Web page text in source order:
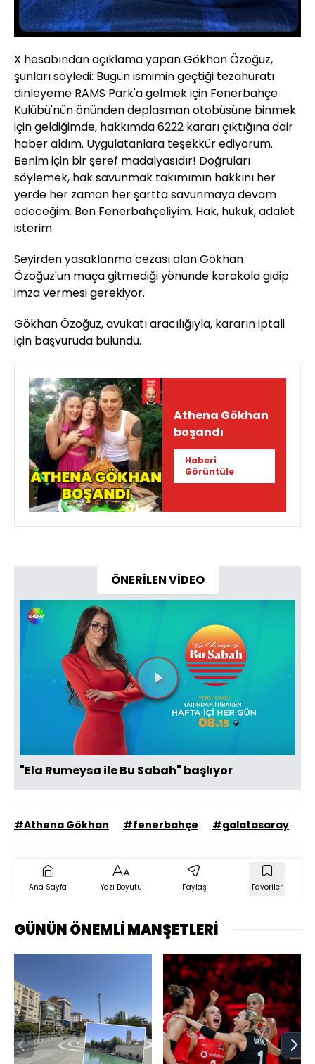
X hesabından açıklama yapan Gökhan Özoğuz,
şunları söyledi: Bugün ismimin geçtiği tezahüratı
dinleyeme RAMS Park'a gelmek için Fenerbahçe
Kulübü'nün önünden deplasman otobüsüne binmek
için geldiğimde, hakkımda 6222 kararı çıktığına dair
haber aldım. Uygulatanlara teşekkür ediyorum.
Benim için bir şeref madalyasıdır! Doğruları
söylemek, hak savunmak takımımın hakkını her
yerde her zaman her şartta savunmaya devam
edeceğim. Ben Fenerbahçeliyim. Hak, hukuk, adalet
isterim.
Seyirden yasaklanma cezası alan Gökhan
Özoğuz'un maça gitmediği yönünde karakola gidip
imza vermesi gerekiyor.
Gökhan Özoğuz, avukatı aracılığıyla, kararın iptali
için başvuruda bulundu.
Athena Gökhan
boşandı
Haberi
Görüntüle
ÖNERİLEN VİDEO
Videoyu
Oynat
"Ela Rumeysa ile Bu Sabah" başlıyor
#Athena Gökhan #fenerbahçe #galatasaray
Ana Sayfa Yazı Boyutu Paylaş Favoriler
GÜNÜN ÖNEMLİ MANŞETLERİ